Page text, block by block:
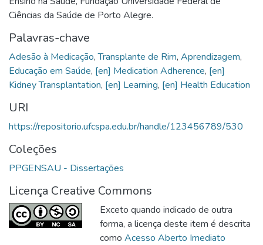
Ciências da Saúde de Porto Alegre.
Palavras-chave
Adesão à Medicação,Transplante de Rim, Aprendizagem,
Educação em Saúde, [en] Medication Adherence, [en]
Kidney Transplantation, [en] Learning, [en] Health Education
URI
https://repositorio.ufcspa.edu.br/handle/123456789/530
Coleções
PPGENSAU - Dissertações
Licença Creative Commons
Exceto quando indicado de outra
forma, a licença deste item é descrita
como Acesso Aberto Imediato